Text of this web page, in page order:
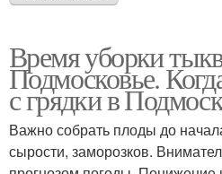
Время уборки
Подмосковье.
с грядки в
Важно собрать плоды до
сырости, заморозков.